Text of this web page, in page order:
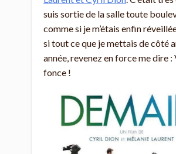
suis sortie de la salle toute
comme si je m’étais enfin
si tout ce que je mettais de côté
année, revenez en force me dire :
fonce !